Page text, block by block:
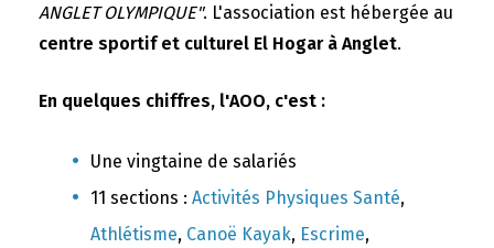
ANGLET OLYMPIQUE". L'association est hébergée au
centre sportif et culturel El Hogar à Anglet.
En quelques chiffres, l'AOO, c'est :
Une vingtaine de salariés
11 sections : Activités Physiques Santé,
Athlétisme, Canoë Kayak, Escrime,